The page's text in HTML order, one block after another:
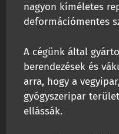
nagyon kíméletes
deformációmentes
A cégünk által
berendezések és
arra, hogy a
gyógyszeripar
ellássák.